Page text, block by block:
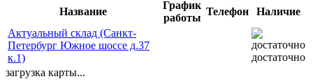
Название
График
работы
Телефон
Наличие
Актуальный склад (Санкт-
Петербург Южное шоссе д.37
к.1)
достаточно
загрузка карты...